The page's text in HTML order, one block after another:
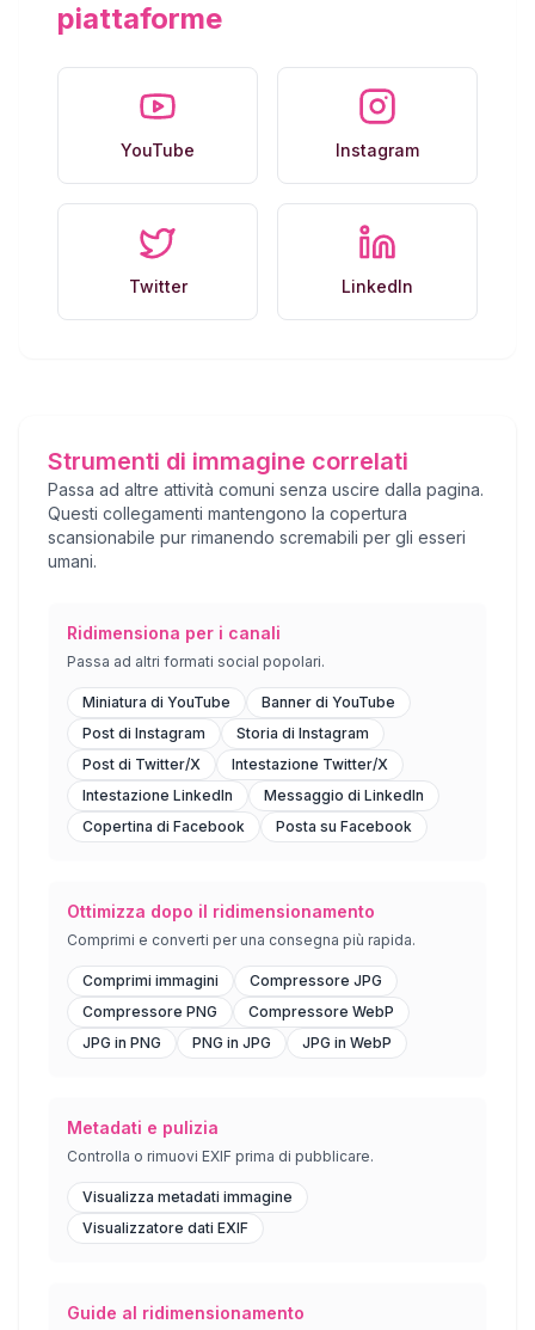
piattaforme
YouTube Instagram
Twitter LinkedIn
Strumenti di immagine correlati
Passa ad altre attività comuni senza uscire dalla pagina.
Questi collegamenti mantengono la copertura
scansionabile pur rimanendo scremabili per gli esseri
umani.
Ridimensiona per i canali
Passa ad altri formati social popolari.
Miniatura di YouTube
Banner di YouTube
Post di Instagram
Storia di Instagram
Post di Twitter/X
Intestazione Twitter/X
Intestazione LinkedIn
Messaggio di LinkedIn
Copertina di Facebook
Posta su Facebook
Ottimizza dopo il ridimensionamento
Comprimi e converti per una consegna più rapida.
Comprimi immagini
Compressore JPG
Compressore PNG
Compressore WebP
JPG in PNG
PNG in JPG JPG in WebP
Metadati e pulizia
Controlla o rimuovi EXIF ​​prima di pubblicare.
Visualizza metadati immagine
Visualizzatore dati EXIF
Guide al ridimensionamento